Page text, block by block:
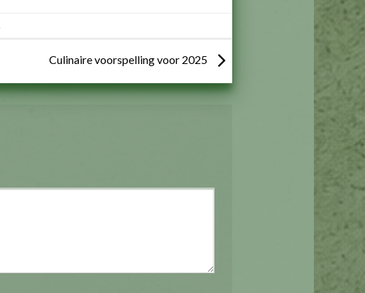
Culinaire voorspelling voor 2025